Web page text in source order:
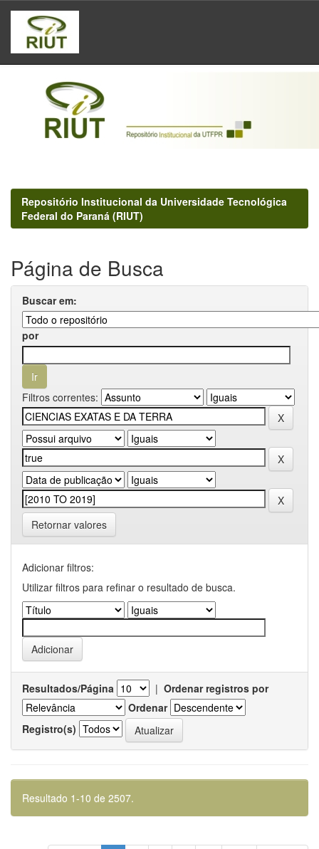
Skip
navigation
Repositório Institucional da Universidade Tecnológica
Federal do Paraná (RIUT)
Página de Busca
Buscar em:
por
Filtros correntes:
Retornar valores
Adicionar filtros:
Utilizar filtros para refinar o resultado de busca.
Resultados/Página | Ordenar registros por
Ordenar
Registro(s)
Resultado 1-10 de 2507.